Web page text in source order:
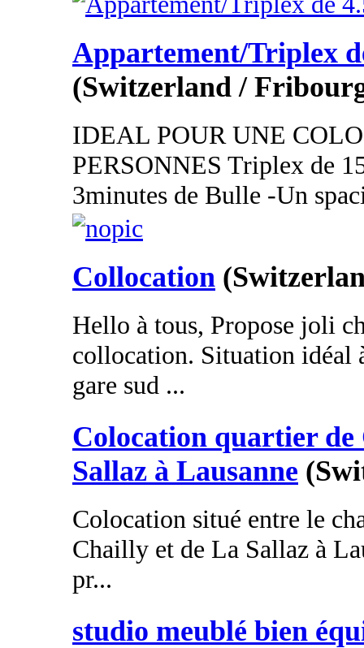
Appartement/Triplex
(Switzerland /
IDEAL POUR UNE
PERSONNES Triplex de
3minutes de Bulle -Un
Collocation
Hello à tous, Propose joli
collocation. Situation idéal
gare sud ...
Colocation quartier
Sallaz à Lausanne
Colocation situé entre le
Chailly et de La Sallaz à
pr...
studio meublé bien